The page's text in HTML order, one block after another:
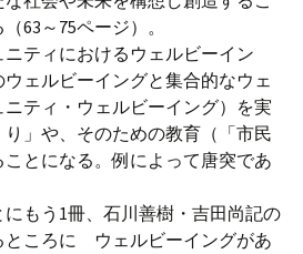
63～75ページ）。
ティにおけるウェルビーイン
ェルビーイングと集合的なウェ
ティ・ウェルビーイング）を実
」や、そのための教育（「市民
とになる。例によって唐突であ
もう1冊、石川善樹・吉田尚記の
ところに ウェルビーイングがあ